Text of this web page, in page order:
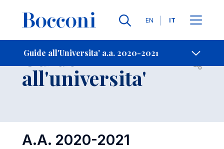
Lingue
EN IT
Guide all'Universita' a.a. 2020-2021
-
Guide
all'universita' Open
A.A. 2020-2021